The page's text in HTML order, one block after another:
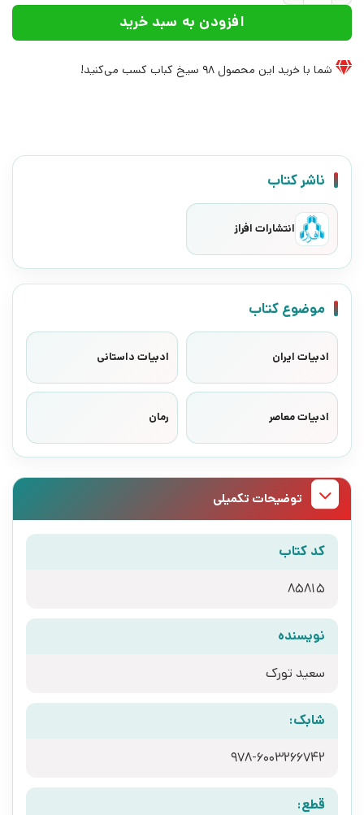
افزودن به سبد خرید
شما با خرید این محصول 98 سیخ کباب کسب می‌کنید!
ناشر کتاب
انتشارات افراز
موضوع کتاب
ادبیات ایران ادبیات داستانی
ادبیات معاصر رمان
توضیحات تکمیلی
کد کتاب
85815
نویسنده
سعید تورک
شابک:
978-6003266742
قطع: